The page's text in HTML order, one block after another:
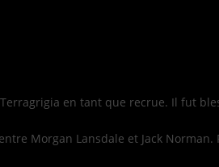
en tant que recrue. Il fut
Morgan Lansdale et Jack